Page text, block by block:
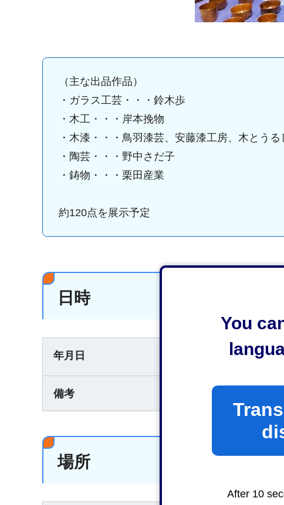
You
After 10
（主な出品作品）
・ガラス工芸・・・鈴木歩
・木工・・・岸本挽物
・木漆・・・鳥羽漆芸、安藤漆工房、木とう
・陶芸・・・野中さだ子
・鋳物・・・栗田産業
約120点を展示予定
日時
年月日 2025年10月15日（
備考 21時まで。最終日のみ
場所